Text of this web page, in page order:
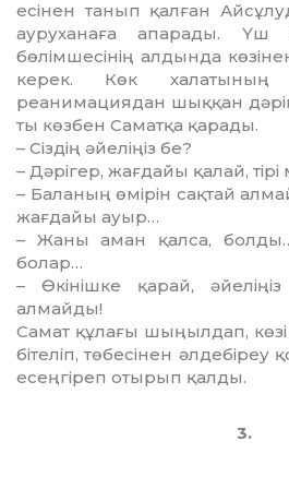
есінен та­нып қалған
ауруханаға апарады. Үш
бөлімше­сінің алдында
керек. Көк халатының
реанимациядан шық­қан
ты көзбен Саматқа қарады.
– Сіздің әйеліңіз бе?
– Дәрігер, жағдайы қалай,
– Баланың өмірін сақтай
жағдайы ауыр…
– Жаны аман қалса,
болар…
– Өкінішке қарай,
алмайды!
Самат құлағы шыңылдап,
бітеліп, тө­бесінен
есеңгіреп отырып қал­ды.
3.